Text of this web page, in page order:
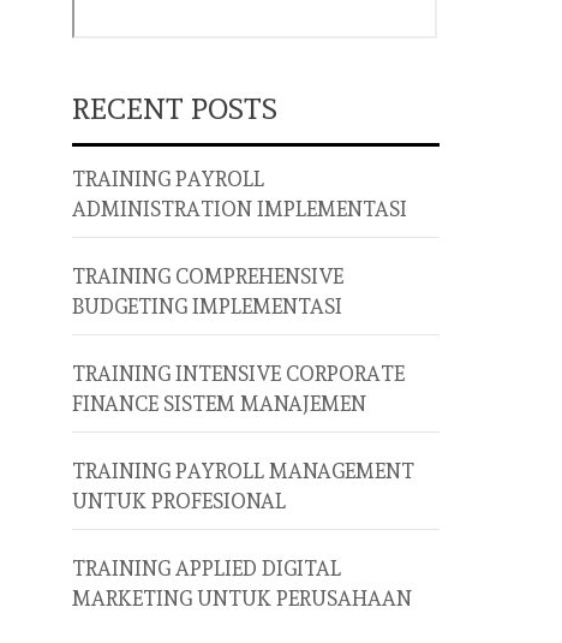
RECENT POSTS
TRAINING PAYROLL
ADMINISTRATION IMPLEMENTASI
TRAINING COMPREHENSIVE
BUDGETING IMPLEMENTASI
TRAINING INTENSIVE CORPORATE
FINANCE SISTEM MANAJEMEN
TRAINING PAYROLL MANAGEMENT
UNTUK PROFESIONAL
TRAINING APPLIED DIGITAL
MARKETING UNTUK PERUSAHAAN